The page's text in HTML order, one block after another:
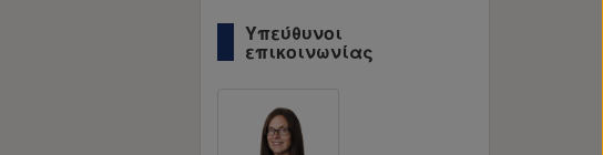
Υπεύθυνοι
επικοινωνίας